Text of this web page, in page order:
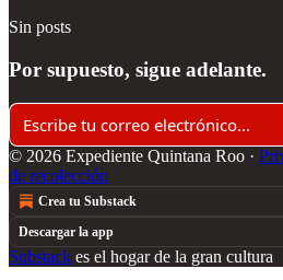
Sin posts
Por supuesto, sigue adelante.
© 2026 Expediente Quintana Roo ·
de recolección
Crea tu Substack
Descargar la app
Substack es el hogar de la gran cultura